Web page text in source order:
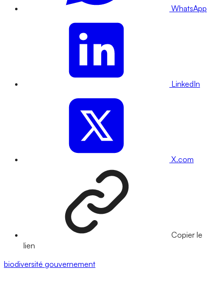
WhatsApp
LinkedIn
X.com
Copier le
lien
biodiversité gouvernement